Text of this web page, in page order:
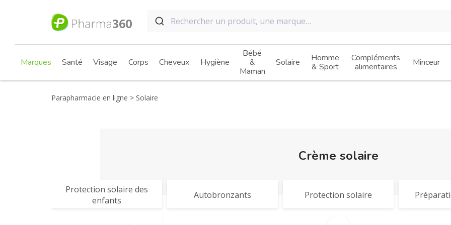
Marques Santé Visage Corps Cheveux Hygiène
Bébé
&
Maman
Solaire
Homme
& Sport
Compléments
alimentaires
Minceur
Parapharmacie en ligne Solaire
Crème solaire
Protection solaire des
enfants
Autobronzants Protection solaire